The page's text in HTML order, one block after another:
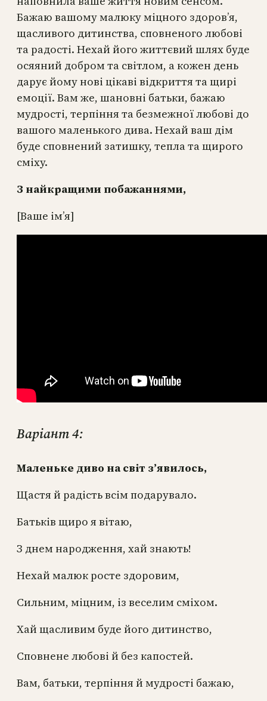
Бажаю вашому малюку міцного здоров’я,
щасливого дитинства, сповненого любові
та радості. Нехай його життєвий шлях буде
осяяний добром та світлом, а кожен день
дарує йому нові цікаві відкриття та щирі
емоції. Вам же, шановні батьки, бажаю
мудрості, терпіння та безмежної любові до
вашого маленького дива. Нехай ваш дім
буде сповнений затишку, тепла та щирого
сміху.
З найкращими побажаннями,
[Ваше ім’я]
Варіант 4:
Маленьке диво на світ з’явилось,
Щастя й радість всім подарувало.
Батьків щиро я вітаю,
З днем народження, хай знають!
Нехай малюк росте здоровим,
Сильним, міцним, із веселим сміхом.
Хай щасливим буде його дитинство,
Сповнене любові й без капостей.
Вам, батьки, терпіння й мудрості бажаю,